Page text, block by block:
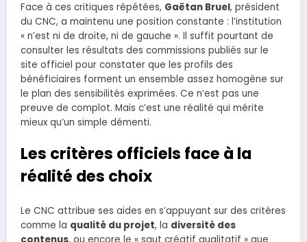
Face à ces critiques répétées, Gaëtan Bruel, président
du CNC, a maintenu une position constante : l’institution
« n’est ni de droite, ni de gauche ». Il suffit pourtant de
consulter les résultats des commissions publiés sur le
site officiel pour constater que les profils des
bénéficiaires forment un ensemble assez homogène sur
le plan des sensibilités exprimées. Ce n’est pas une
preuve de complot. Mais c’est une réalité qui mérite
mieux qu’un simple démenti.
Les critères officiels face à la
réalité des choix
Le CNC attribue ses aides en s’appuyant sur des critères
comme la qualité du projet, la diversité des